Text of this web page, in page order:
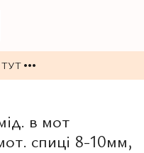
•••
в мот
спиці 8-10мм,